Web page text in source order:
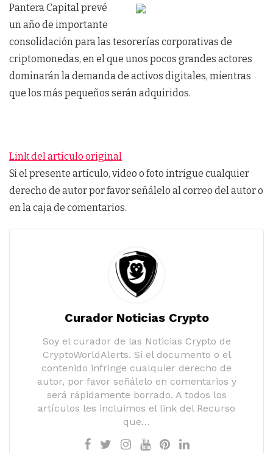
Pantera Capital prevé
un año de importante
consolidación para las tesorerías corporativas de
criptomonedas, en el que unos pocos grandes actores
dominarán la demanda de activos digitales, mientras
que los más pequeños serán adquiridos.
Link del artículo original
Si el presente artículo, video o foto intrigue cualquier
derecho de autor por favor señálelo al correo del autor o
en la caja de comentarios.
Curador Noticias Crypto
Soy el curador de las Noticias Crypto de
CryptoWorldAlerts. Si el documento o el
contenido infringe cualquier derecho de
autor, por favor señálelo en comentarios y
será rápidamente borrado. A todos los
artículos les incluimos el link del Recurso
que…